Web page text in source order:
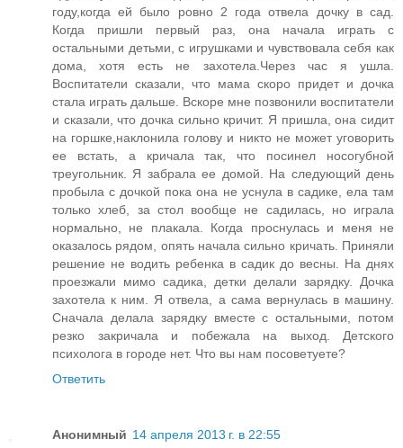
году,когда ей было ровно 2 года отвела дочку в сад.
Когда пришли первый раз, она начала играть с
остальными детьми, с игрушками и чувствовала себя как
дома, хотя есть не захотела.Через час я ушла.
Воспитатели сказали, что мама скоро придет и дочка
стала играть дальше. Вскоре мне позвонили воспитатели
и сказали, что дочка сильно кричит. Я пришла, она сидит
на горшке,наклонила голову и никто не может уговорить
ее встать, а кричала так, что посинел носогубной
треугольник. Я забрала ее домой. На следующий день
пробыла с дочкой пока она не уснула в садике, ела там
только хлеб, за стол вообще не садилась, но играла
нормально, не плакала. Когда проснулась и меня не
оказалось рядом, опять начала сильно кричать. Приняли
решение не водить ребенка в садик до весны. На днях
проезжали мимо садика, детки делали зарядку. Дочка
захотела к ним. Я отвела, а сама вернулась в машину.
Сначала делала зарядку вместе с остальными, потом
резко закричала и побежала на выход. Детского
психолога в городе нет. Что вы нам посоветуете?
Ответить
Анонимный 14 апреля 2013 г. в 22:55